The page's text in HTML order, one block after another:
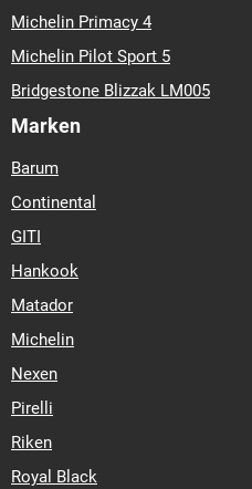
Michelin Primacy 4
Michelin Pilot Sport 5
Bridgestone Blizzak LM005
Marken
Barum
Continental
GITI
Hankook
Matador
Michelin
Nexen
Pirelli
Riken
Royal Black